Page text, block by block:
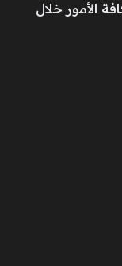
الأمور خلال